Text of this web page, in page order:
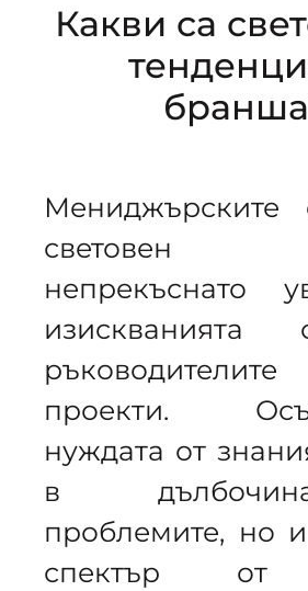
Какви са
световен
непрекъснато
проекти.
нуждата от
в
проблемите, но
спектър от